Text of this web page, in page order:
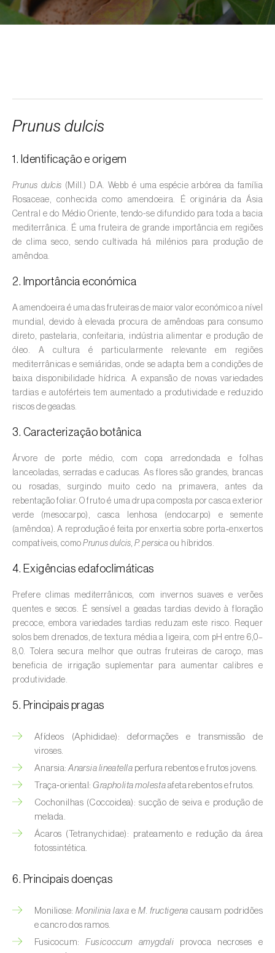
Alface (Lactuca sativa)
Alho-francês ( Allium porrum
Ambientes aquáticos (
de tratamento de águas residuais )
Ameixeira (Prunus domestica L.)
Amendoeira (Prunus dulcis)
Amoreira ( Morus spp.)
Ananás / Abacaxi (Ananas comosus
Anona (Annona spp.)
Áreas não cultivadas (
Aromáticas, condimentares e medicinais
Artemisia, Foeniculum, Laurus, Majorana,
Melissa, Pimpinella, Rosmarinus e outras
)
Arroz (Oryza spp. )
Aveia ( Avena sativa)
Aveleira ( Corylus avellana L.
Azinheira (
Quercus ilex e Quercus
rotundifolia
Banana (Musa spp.)
Batata (Solanum tuberosum)
Batata-doce (
Begónia (Hillebrandia sandwicensis e
Beringela (
Beterraba ( Beta spp.
Bétula ( Betula spp.)
Buxo (Buxus sempervirens L.)
Cafeeiro ( Coffea spp.
Cajueiro (Anacardium occidentale)
Cana-de-açúcar (Saccharum spp.)
Prunus dulcis
1. Identificação e origem
Prunus dulcis (Mill.) D.A. Webb é uma espécie arbórea da família
Rosaceae, conhecida como amendoeira. É originária da Ásia
Central e do Médio Oriente, tendo-se difundido para toda a bacia
mediterrânica. É uma fruteira de grande importância em regiões
de clima seco, sendo cultivada há milénios para produção de
amêndoa.
2. Importância económica
A amendoeira é uma das fruteiras de maior valor económico a nível
mundial, devido à elevada procura de amêndoas para consumo
direto, pastelaria, confeitaria, indústria alimentar e produção de
óleo. A cultura é particularmente relevante em regiões
mediterrânicas e semiáridas, onde se adapta bem a condições de
baixa disponibilidade hídrica. A expansão de novas variedades
tardias e autoférteis tem aumentado a produtividade e reduzido
riscos de geadas.
3. Caracterização botânica
Árvore de porte médio, com copa arredondada e folhas
lanceoladas, serradas e caducas. As flores são grandes, brancas
ou rosadas, surgindo muito cedo na primavera, antes da
rebentação foliar. O fruto é uma drupa composta por casca exterior
verde (mesocarpo), casca lenhosa (endocarpo) e semente
(amêndoa). A reprodução é feita por enxertia sobre porta‑enxertos
compatíveis, comoPrunus dulcis, P. persica ou híbridos.
4. Exigências edafoclimáticas
Prefere climas mediterrânicos, com invernos suaves e verões
quentes e secos. É sensível a geadas tardias devido à floração
precoce, embora variedades tardias reduzam este risco. Requer
solos bem drenados, de textura média a ligeira, com pH entre 6,0–
8,0. Tolera secura melhor que outras fruteiras de caroço, mas
beneficia de irrigação suplementar para aumentar calibres e
produtividade.
5. Principais pragas
Afídeos (Aphididae): deformações e transmissão de
viroses.
Anarsia:Anarsia lineatella perfura rebentos e frutos jovens.
Traça‑oriental:Grapholita molesta afeta rebentos e frutos.
Cochonilhas (Coccoidea): sucção de seiva e produção de
melada.
Ácaros (Tetranychidae): prateamento e redução da área
fotossintética.
6. Principais doenças
Moniliose:Monilinia laxa eM. fructigena causam podridões
e cancro dos ramos.
Fusicocum:Fusicoccum amygdali provoca necroses e